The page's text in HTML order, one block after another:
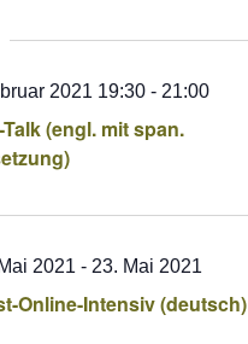
(engl. mit span.
2021 19:30 - 21:00
Online-Intensiv (deutsch)
2021 - 23. Mai 2021